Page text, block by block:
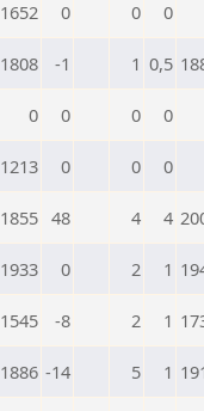
1652 0 0 0
1808 -1 1 0,5
0 0 0 0
1213 0 0 0
1855 48 4 4
1933 0 2 1
1545 -8 2 1
1886 -14 5 1